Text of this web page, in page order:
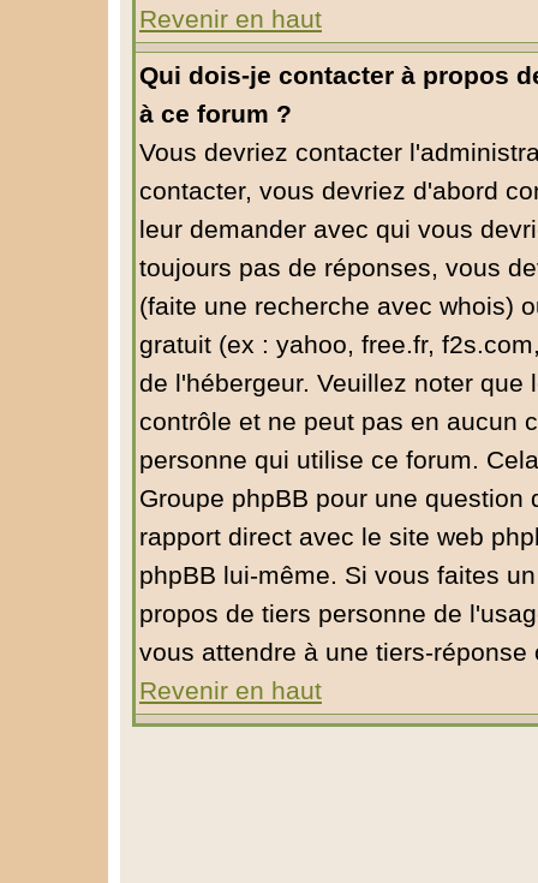
Revenir en haut
Qui dois-je contacter à propos
à ce forum ?
Vous devriez contacter
contacter, vous devriez d'abord
leur demander avec qui vous
toujours pas de réponses, vous
(faite une recherche avec whois)
gratuit (ex : yahoo, free.fr,
de l'hébergeur. Veuillez noter
contrôle et ne peut pas en aucun
personne qui utilise ce forum.
Groupe phpBB pour une
rapport direct avec le site web
phpBB lui-même. Si vous faites
propos de tiers personne de
vous attendre à une tiers-
Revenir en haut